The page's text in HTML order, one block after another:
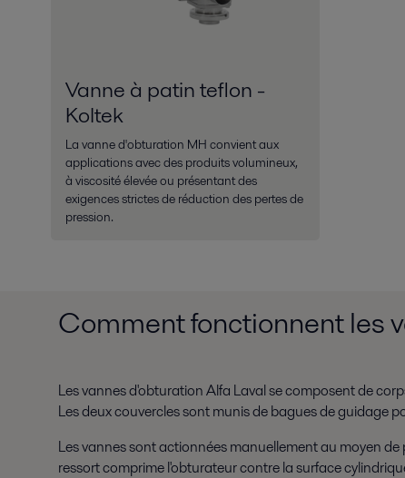
Vanne à patin teflon -
Koltek
La vanne d'obturation MH convient aux
applications avec des produits volumineux,
à viscosité élevée ou présentant des
exigences strictes de réduction des pertes de
pression.
Comment fonctionnent les
Les vannes d'obturation Alfa Laval se composent de
Les deux couvercles sont munis de bagues de guidage
Les vannes sont actionnées manuellement au moyen
ressort comprime l'obturateur contre la surface